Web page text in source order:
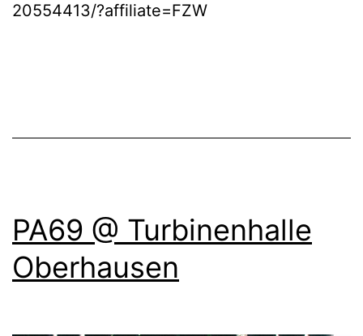
20554413/?affiliate=FZW
PA69 @ Turbinenhalle
Oberhausen